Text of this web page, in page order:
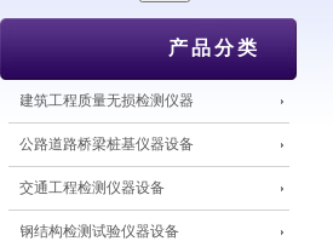
产品分类
建筑工程质量无损检测仪器
公路道路桥梁桩基仪器设备
交通工程检测仪器设备
钢结构检测试验仪器设备